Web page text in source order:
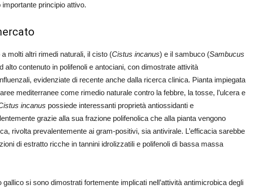
principio attivo.
molti altri rimedi naturali, il cisto (Cistus incanus) e il sambuco (Sambucus
alto contenuto in polifenoli e antociani, con dimostrate attività
evidenziate di recente anche dalla ricerca clinica. Pianta impiegata
mediterranee come rimedio naturale contro la febbre, la tosse, l’ulcera e
incanus possiede interessanti proprietà antiossidanti e
grazie alla sua frazione polifenolica che alla pianta vengono
rivolta prevalentemente ai gram-positivi, sia antivirale. L’efficacia sarebbe
di estratto ricche in tannini idrolizzatili e polifenoli di bassa massa
si sono dimostrati fortemente implicati nell’attività antimicrobica degli